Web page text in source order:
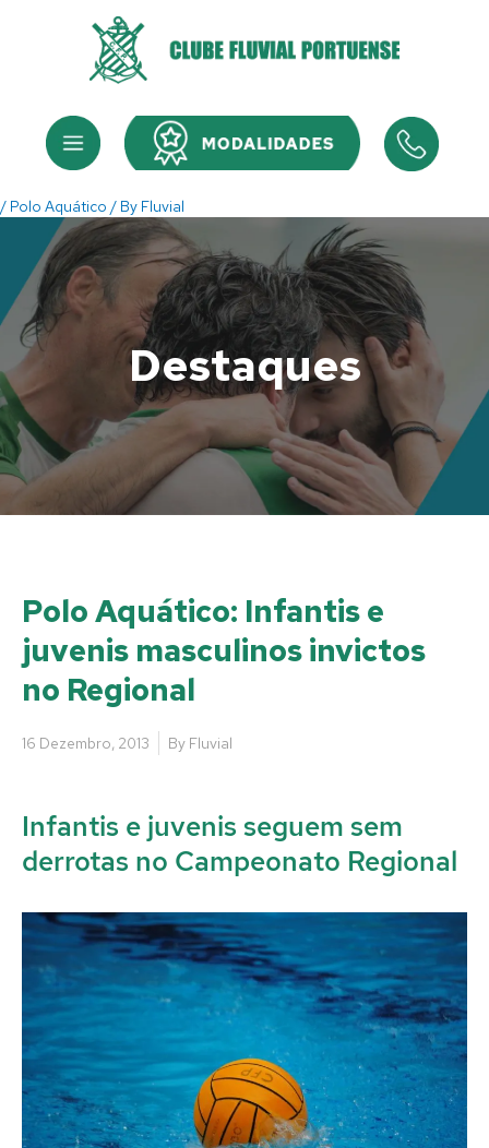
Menu Menu
/ Polo Aquático / By Fluvial
Destaques
Polo Aquático: Infantis e
juvenis masculinos invictos
no Regional
16 Dezembro, 2013 By Fluvial
Infantis e juvenis seguem sem
derrotas no Campeonato Regional